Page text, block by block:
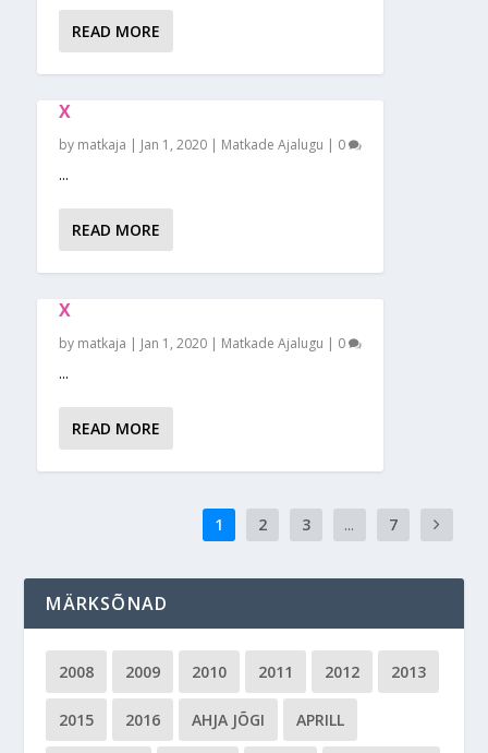
READ MORE
X
by matkaja | Jan 1, 2020 | Matkade Ajalugu | 0
...
READ MORE
X
by matkaja | Jan 1, 2020 | Matkade Ajalugu | 0
...
READ MORE
1 2 3 ... 7
MÄRKSÕNAD
2008 2009 2010 2011 2012 2013
2015 2016 AHJA JÕGI APRILL